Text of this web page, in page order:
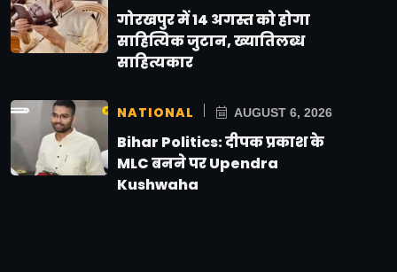
गोरखपुर में 14 अगस्त को होगा
साहित्यिक जुटान, ख्यातिलब्ध
साहित्यकार
NATIONAL AUGUST 6, 2026
Bihar Politics: दीपक प्रकाश के
MLC बनने पर Upendra
Kushwaha